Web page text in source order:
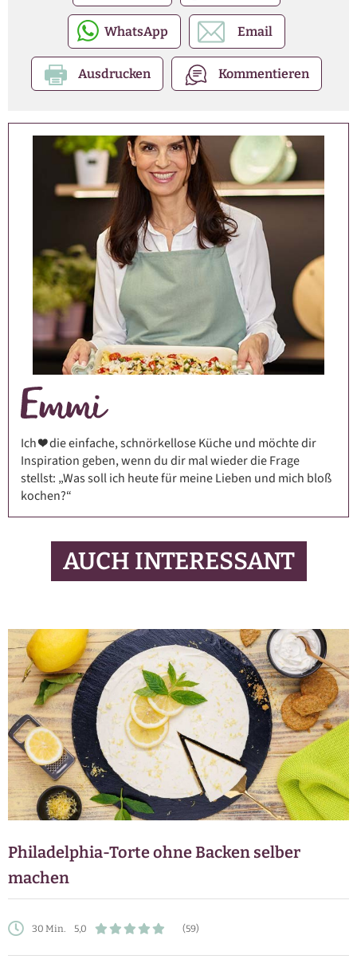
WhatsApp Email
Ausdrucken Kommentieren
Ich ❤️ die einfache, schnörkellose Küche und möchte dir
Inspiration geben, wenn du dir mal wieder die Frage
stellst: „Was soll ich heute für meine Lieben und mich bloß
kochen?“
AUCH INTERESSANT
Philadelphia-Torte ohne Backen selber
machen
30 Min. 5,0 (59)